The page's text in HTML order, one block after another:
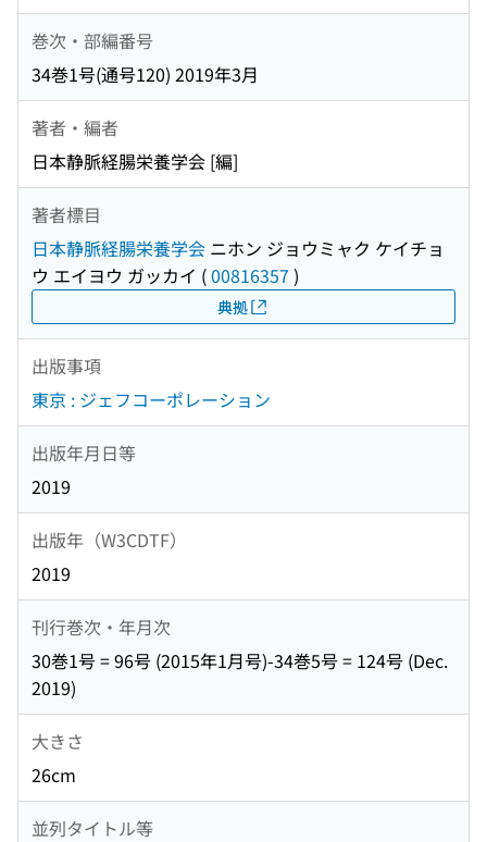
巻次・部編番号
34巻1号(通号120) 2019年3月
著者・編者
日本静脈経腸栄養学会 [編]
著者標目
日本静脈経腸栄養学会 ニホン ジョウミャク ケイチョ
ウ エイヨウ ガッカイ (00816357 )
典拠
出版事項
東京 : ジェフコーポレーション
出版年月日等
2019
出版年（W3CDTF）
2019
刊行巻次・年月次
30巻1号 = 96号 (2015年1月号)-34巻5号 = 124号 (Dec.
2019)
大きさ
26cm
並列タイトル等